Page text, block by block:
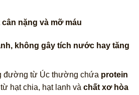
nặng và mỡ máu
không gây tích nước hay tăng
đường từ Úc thường chứa protein
hạt chia, hạt lanh và chất xơ hòa